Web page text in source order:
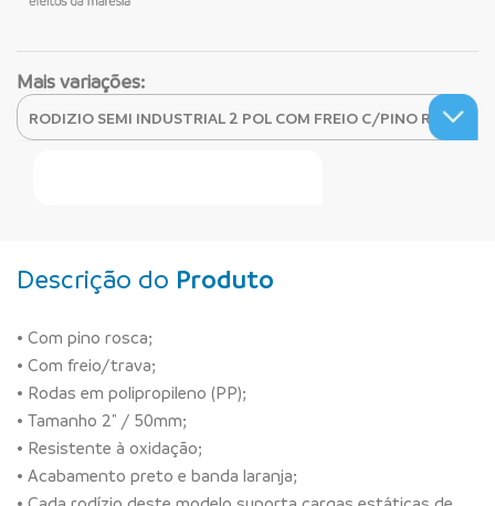
Mais variações:
Descrição do Produto
• Com pino rosca;
• Com freio/trava;
• Rodas em polipropileno (PP);
• Tamanho 2" / 50mm;
• Resistente à oxidação;
• Acabamento preto e banda laranja;